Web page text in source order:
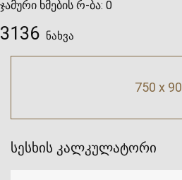
ჯამური ხმების რ-ბა: 0
3136 ნახვა
750 x 90
სესხის კალკულატორი